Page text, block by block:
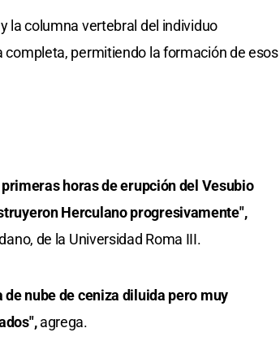
la columna vertebral del individuo
permitiendo la formación de esos
horas de erupción del Vesubio
Herculano progresivamente",
de la Universidad Roma III.
nube de ceniza diluida pero muy
agrega.